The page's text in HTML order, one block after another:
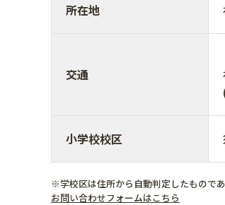
所在地
交通
小学校校区
※学校区は住所から自動判定したもので
お問い合わせフォームはこちら